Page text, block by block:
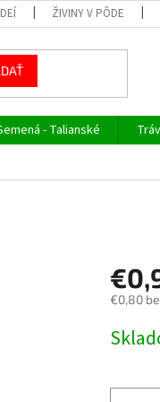
ŽIVINY V PÔDE
- Talianské
€0,80
cena: